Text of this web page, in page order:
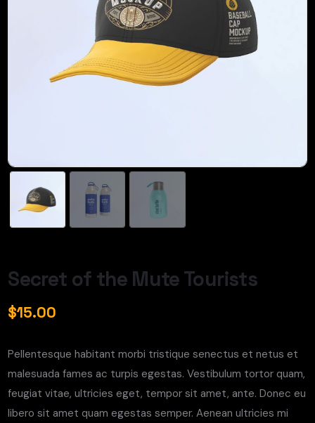
Secret of the Mute Tourists
$15.00
Pellentesque habitant morbi tristique senectus et netus et
malesuada fames ac turpis egestas. Vestibulum tortor quam,
feugiat vitae, ultricies eget, tempor sit amet, ante. Donec eu
libero sit amet quam egestas semper. Aenean ultricies mi